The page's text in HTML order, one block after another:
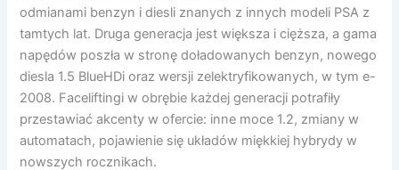
odmianami benzyn i diesli znanych z innych modeli PSA z
tamtych lat. Druga generacja jest większa i cięższa, a gama
napędów poszła w stronę doładowanych benzyn, nowego
diesla 1.5 BlueHDi oraz wersji zelektryfikowanych, w tym e-
2008. Faceliftingi w obrębie każdej generacji potrafiły
przestawiać akcenty w ofercie: inne moce 1.2, zmiany w
automatach, pojawienie się układów miękkiej hybrydy w
nowszych rocznikach.